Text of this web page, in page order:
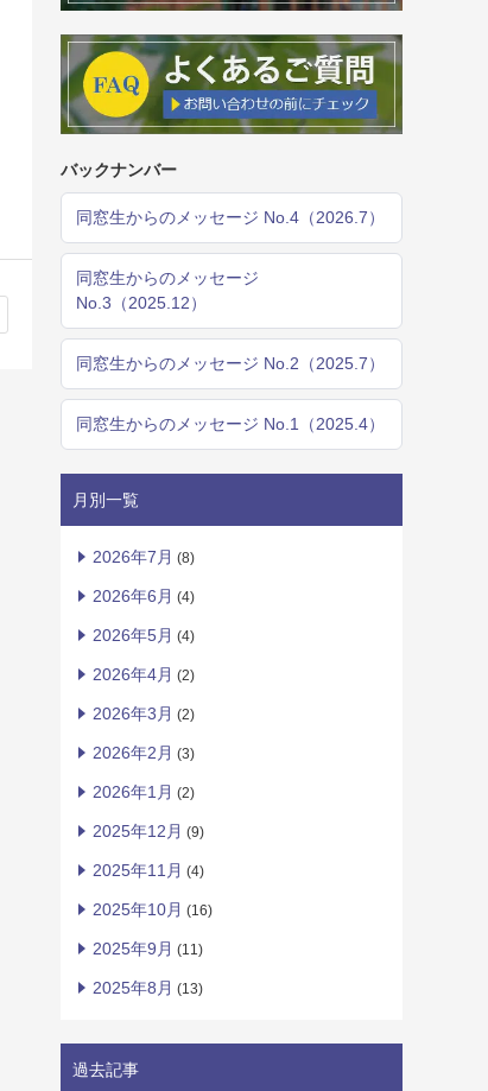
バックナンバー
同窓生からのメッセージ No.4（2026.7）
同窓生からのメッセージ
No.3（2025.12）
同窓生からのメッセージ No.2（2025.7）
同窓生からのメッセージ No.1（2025.4）
月別一覧
2026年7月 (8)
2026年6月 (4)
2026年5月 (4)
2026年4月 (2)
2026年3月 (2)
2026年2月 (3)
2026年1月 (2)
2025年12月 (9)
2025年11月 (4)
2025年10月 (16)
2025年9月 (11)
2025年8月 (13)
過去記事